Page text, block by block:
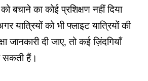
को बचाने का कोई प्रशिक्षण नहीं दिया
यात्रियों को भी फ्लाइट यात्रियों की
जानकारी दी जाए, तो कई ज़िंदगियाँ
सकती हैं।